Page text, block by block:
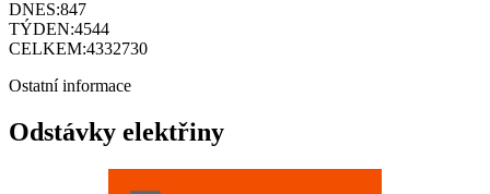
DNES:847
TÝDEN:4544
CELKEM:4332730
Ostatní informace
Odstávky elektřiny